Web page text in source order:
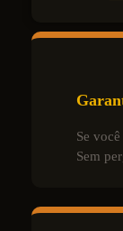
Se
Sem